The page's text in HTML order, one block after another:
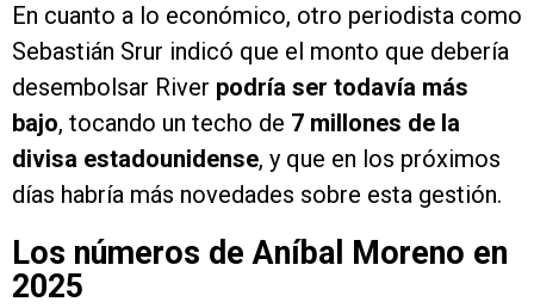
En cuanto a lo económico, otro periodista como
Sebastián Srur indicó que el monto que debería
desembolsar River podría ser todavía más
bajo, tocando un techo de 7 millones de la
divisa estadounidense, y que en los próximos
días habría más novedades sobre esta gestión.
Los números de Aníbal Moreno en
2025